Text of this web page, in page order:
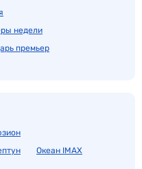
недели
премьер
Океан IMAX